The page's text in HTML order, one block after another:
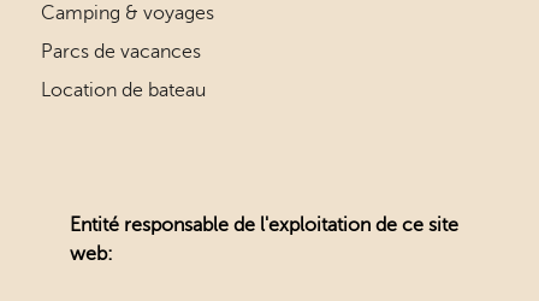
Camping & voyages
Parcs de vacances
Location de bateau
Entité responsable de l'exploitation de ce site
web: